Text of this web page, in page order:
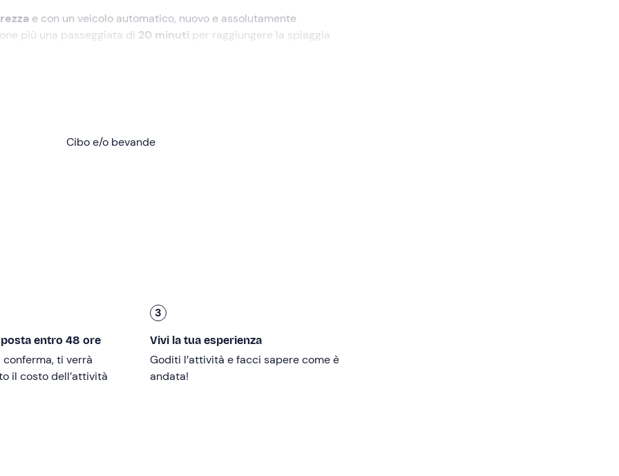
e con un veicolo automatico, nuovo e assolutamente
più una passeggiata di 20 minuti per raggiungere la spiaggia
una
. Dopo un briefing sull'attività, saliremo a bordo del
.
8 anni
Cibo e/o bevande
entro 48 ore
conferma, ti verrà
il costo dell’attività
3
Vivi la tua esperienza
Goditi l’attività e facci sapere come è
andata!